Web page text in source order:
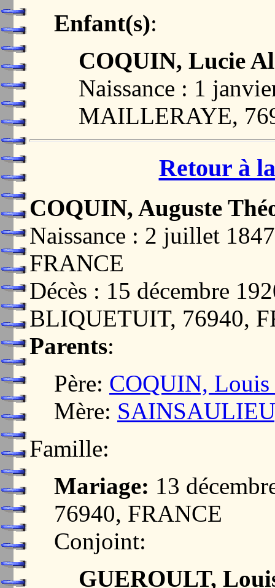
Enfant(s):
COQUIN, Lucie
Naissance : 1
MAILLERAYE,
Retour à
COQUIN, Auguste
Naissance : 2 juillet
FRANCE
Décès : 15 décembre
BLIQUETUIT, 76940,
Parents:
Père: COQUIN, Louis
Mère:
Famille:
Mariage: 13
76940, FRANCE
Conjoint:
GUEROULT,